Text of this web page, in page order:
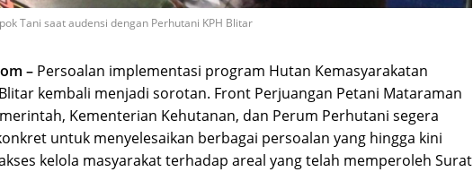
Tani saat audensi dengan Perhutani KPH Blitar
– Persoalan implementasi program Hutan Kemasyarakatan
kembali menjadi sorotan. Front Perjuangan Petani Mataraman
Kementerian Kehutanan, dan Perum Perhutani segera
untuk menyelesaikan berbagai persoalan yang hingga kini
kelola masyarakat terhadap areal yang telah memperoleh Surat